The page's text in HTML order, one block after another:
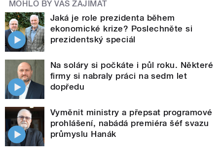
MOHLO BY VÁS ZAJÍMAT
Jaká je role prezidenta během
ekonomické krize? Poslechněte si
prezidentský speciál
Na soláry si počkáte i půl roku. Některé
firmy si nabraly práci na sedm let
dopředu
Vyměnit ministry a přepsat programové
prohlášení, nabádá premiéra šéf svazu
průmyslu Hanák